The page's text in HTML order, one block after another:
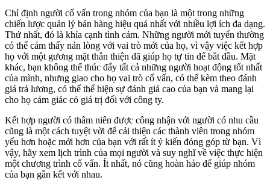
Chỉ định người cố vấn trong nhóm của bạn là một trong những
chiến lược quản lý bán hàng hiệu quả nhất với nhiều lợi ích đa dạng.
Thứ nhất, đó là khía cạnh tình cảm. Những người mới tuyển thường
có thể cảm thấy nản lòng với vai trò mới của họ, vì vậy việc kết hợp
họ với một gương mặt thân thiện đã giúp họ tự tin để bắt đầu. Mặt
khác, bạn không thể thúc đẩy tất cả những người hoạt động tốt nhất
của mình, nhưng giao cho họ vai trò cố vấn, có thể kèm theo đánh
giá trả lương, có thể thể hiện sự đánh giá cao của bạn và mang lại
cho họ cảm giác có giá trị đối với công ty.
Kết hợp người có thâm niên được công nhận với người có nhu cầu
cũng là một cách tuyệt vời để cải thiện các thành viên trong nhóm
yếu hơn hoặc mới hơn của bạn với rất ít ý kiến đóng góp từ bạn. Vì
vậy, hãy xem lịch trình của mọi người và suy nghĩ về việc thực hiện
một chương trình cố vấn. Ít nhất, nó cũng hoàn hảo để giúp nhóm
của bạn gắn kết với nhau.